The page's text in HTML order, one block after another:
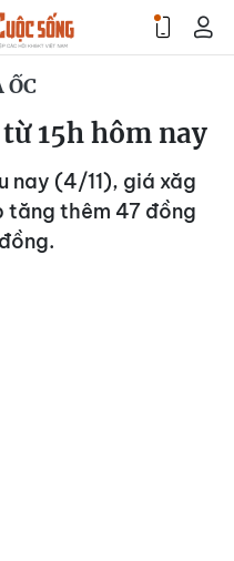
15h hôm nay
nay (4/11), giá xăg
tăng thêm 47 đồng